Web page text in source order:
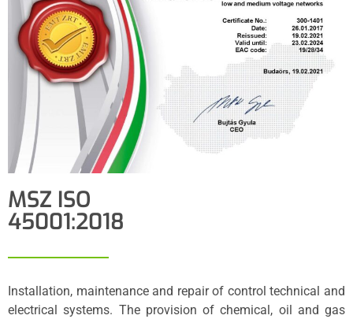
MSZ ISO
45001:2018
Installation, maintenance and repair of control technical and
electrical systems. The provision of chemical, oil and gas